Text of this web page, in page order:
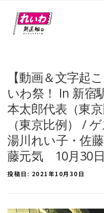
【動画＆文字起
いわ祭！ In 新
本太郎代表（東
（東京比例） /
湯川れい子・佐
藤元気 10月30日
投稿日: 2021年10月30日